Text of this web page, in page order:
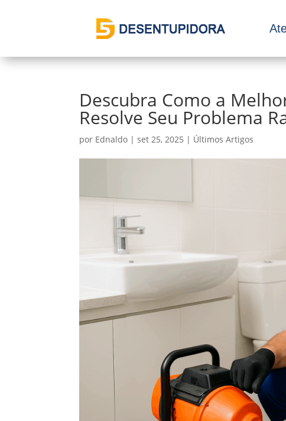
Descubra Como a
Resolve Seu Problema
por Ednaldo |set 25, 2025 | Últimos Artigos